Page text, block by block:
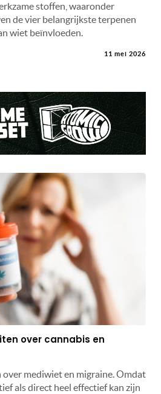
stoffen, waaronder
de vier belangrijkste terpenen
wiet beïnvloeden.
11 mei 2026
over cannabis en
mediwiet en migraine. Omdat
als direct heel effectief kan zijn